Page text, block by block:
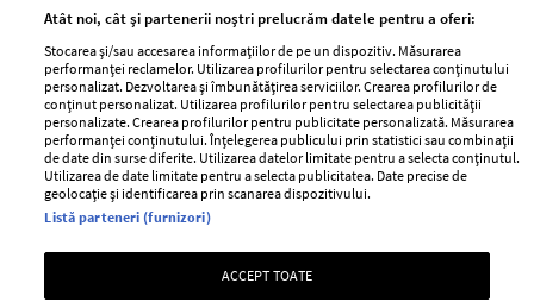
GSP
Unica
Baby
Retete
femei
Viva
Avantaje
Retete practice
Pariază responsabil! Decizia ONJN nr. 821/25.09.2025.
Jocurile de noroc sunt interzise minorilor.
Atât noi, cât și partenerii noștri prelucrăm datele pentru a oferi:
Stocarea și/sau accesarea informațiilor de pe un dispozitiv. Măsurarea
performanței reclamelor. Utilizarea profilurilor pentru selectarea conținutului
personalizat. Dezvoltarea și îmbunătățirea serviciilor. Crearea profilurilor de
conținut personalizat. Utilizarea profilurilor pentru selectarea publicității
personalizate. Crearea profilurilor pentru publicitate personalizată. Măsurarea
performanței conținutului. Înțelegerea publicului prin statistici sau combinații
de date din surse diferite. Utilizarea datelor limitate pentru a selecta conținutul.
Utilizarea de date limitate pentru a selecta publicitatea. Date precise de
geolocație și identificarea prin scanarea dispozitivului.
Listă parteneri (furnizori)
ACCEPT TOATE